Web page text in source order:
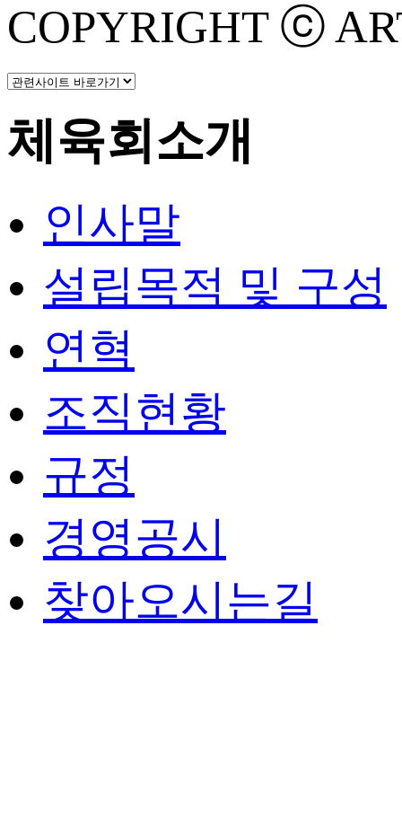
COPYRIGHT ⓒ
체육회소개
인사말
설립목적 및 구성
연혁
조직현황
규정
경영공시
찾아오시는길